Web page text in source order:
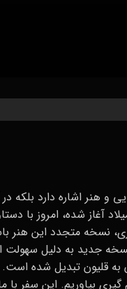
و هنر اشاره دارد
آغاز شده، امروز با
نسخه متجدد این هنر
جدید به دلیل سهولت
به قلیون تبدیل شده
بیاوریم. این سفر با